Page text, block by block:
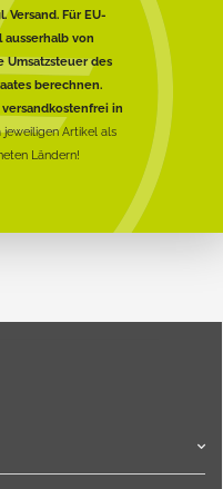
Versand. Für EU-
von
Umsatzsteuer des
berechnen.
in
Artikel als
Ländern!